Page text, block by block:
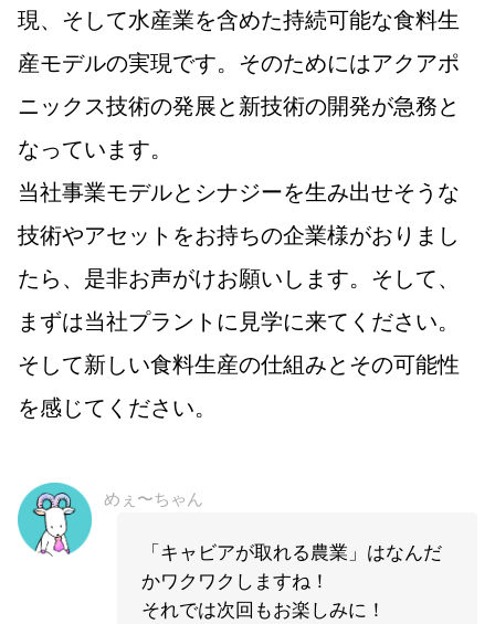
現、そして水産業を含めた持続可能な食料生
産モデルの実現です。そのためにはアクアポ
ニックス技術の発展と新技術の開発が急務と
なっています。
当社事業モデルとシナジーを生み出せそうな
技術やアセットをお持ちの企業様がおりまし
たら、是非お声がけお願いします。そして、
まずは当社プラントに見学に来てください。
そして新しい食料生産の仕組みとその可能性
を感じてください。
めぇ〜ちゃん
「キャビアが取れる農業」はなんだ
かワクワクしますね！
それでは次回もお楽しみに！